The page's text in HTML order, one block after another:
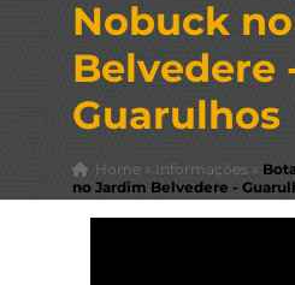
Nobuck
Belvedere
Guarulhos
Home» Informações »
no Jardim Belvedere -